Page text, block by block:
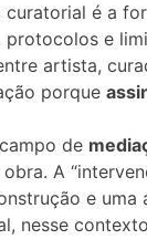
é a
e
artista,
porque
de
A
e
nesse